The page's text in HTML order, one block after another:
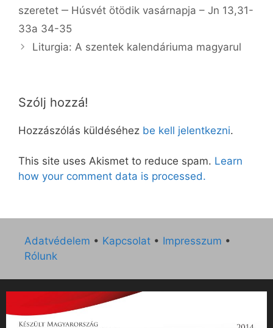
szeretet ‒ Húsvét ötödik vasárnapja – Jn 13,31-
33a 34-35
Liturgia: A szentek kalendáriuma magyarul
Szólj hozzá!
Hozzászólás küldéséhez be kell jelentkezni.
This site uses Akismet to reduce spam. Learn
how your comment data is processed.
Adatvédelem • Kapcsolat • Impresszum •
Rólunk